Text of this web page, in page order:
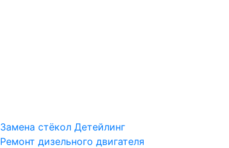
Замена стёкол Детейлинг
Ремонт дизельного двигателя